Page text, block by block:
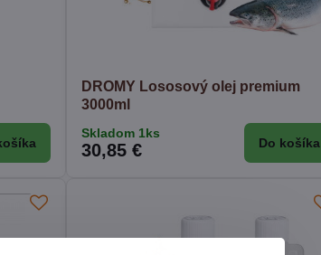
DROMY Lososový olej premium
3000ml
Skladom 1ks
30,85 € Do košíka